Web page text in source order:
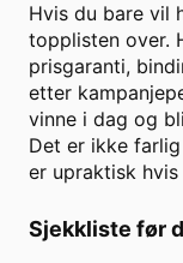
Hvis du bare vil
topplisten over.
prisgaranti,
etter
vinne i dag og
Det er ikke
er upraktisk
Sjekkliste før